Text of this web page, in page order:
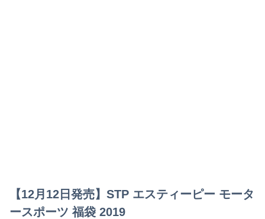
【12月12日発売】STP エスティーピー モータ
ースポーツ 福袋 2019